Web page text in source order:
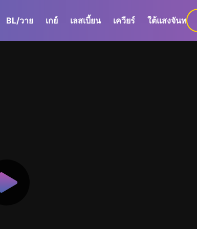
BL/วาย เกย์ เลสเบี้ยน เควียร์ ใต้แสงจันทร์